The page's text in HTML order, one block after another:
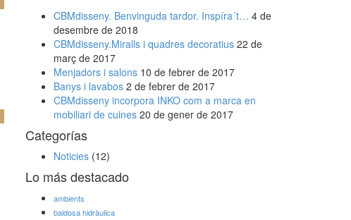
CBMdisseny. Benvinguda tardor. Inspíra´t… 4 de
desembre de 2018
CBMdisseny.Miralls i quadres decoratius 22 de
març de 2017
Menjadors i salons 10 de febrer de 2017
Banys i lavabos 2 de febrer de 2017
CBMdisseny incorpora INKO com a marca en
mobiliari de cuines 20 de gener de 2017
Categorías
Noticies (12)
Lo más destacado
ambients
baldosa hidràulica